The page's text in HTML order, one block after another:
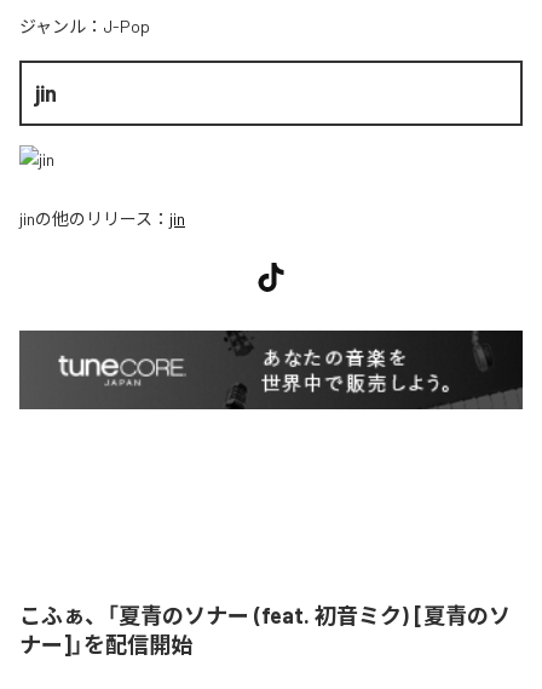
ジャンル： J-Pop
jin
jinの他のリリース： jin
こふぁ、「夏青のソナー (feat. 初音ミク) [夏青のソ
ナー]」を配信開始